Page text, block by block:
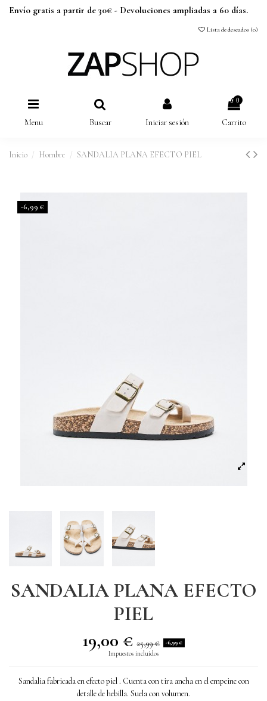
Envío gratis a partir de 30€ - Devoluciones ampliadas a 60 días.
Lista de deseados (0)
Menu Buscar Iniciar sesión
0
Carrito
Inicio Hombre SANDALIA PLANA EFECTO PIEL
-6,99 €
SANDALIA PLANA EFECTO
PIEL
19,00 € 25,99 €
-6,99 €
Impuestos incluidos
Sandalia fabricada en efecto piel . Cuenta con tira ancha en el empeine con
detalle de hebilla. Suela con volumen.